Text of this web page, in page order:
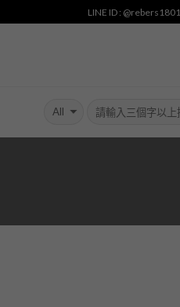
LINE ID : @rebers1801